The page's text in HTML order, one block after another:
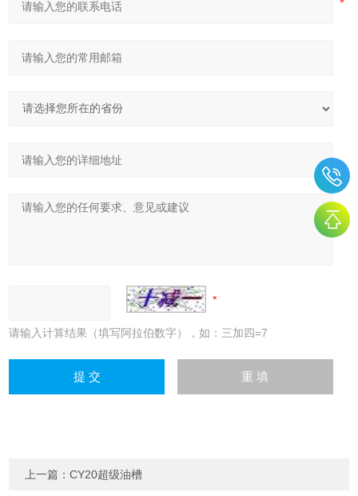
请输入计算结果（填写阿拉伯数字），如：三加四=7
上一篇：CY20超级油槽